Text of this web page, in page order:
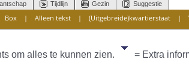
Tijdlijn Gezin Suggestie
Box| Alleen tekst| (Uitgebreide)kwartierstaat|
om alles te kunnen zien. = Extra